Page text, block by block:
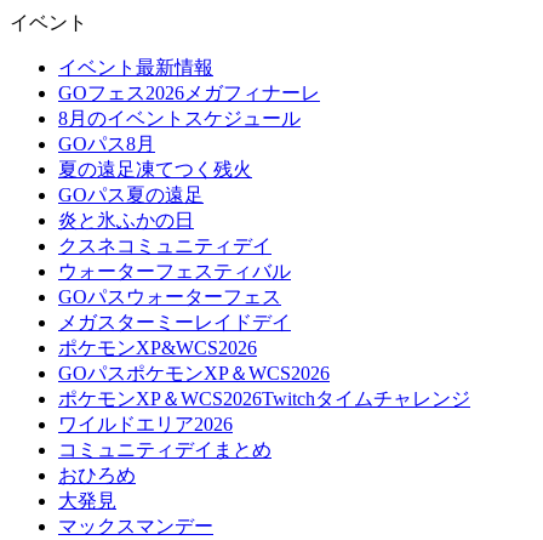
イベント
イベント最新情報
GOフェス2026メガフィナーレ
8月のイベントスケジュール
GOパス8月
夏の遠足凍てつく残火
GOパス夏の遠足
炎と氷ふかの日
クスネコミュニティデイ
ウォーターフェスティバル
GOパスウォーターフェス
メガスターミーレイドデイ
ポケモンXP&WCS2026
GOパスポケモンXP＆WCS2026
ポケモンXP＆WCS2026Twitchタイムチャレンジ
ワイルドエリア2026
コミュニティデイまとめ
おひろめ
大発見
マックスマンデー